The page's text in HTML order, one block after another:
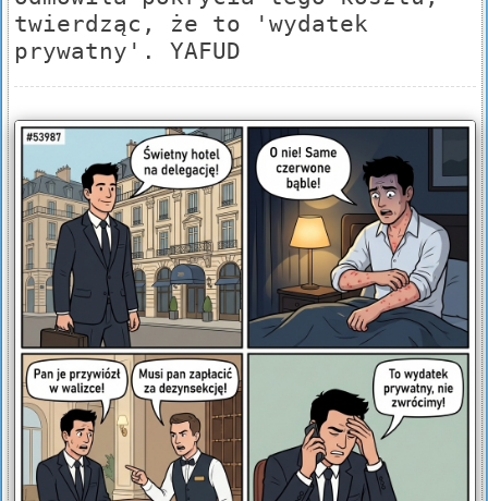
twierdząc, że to 'wydatek
prywatny'. YAFUD